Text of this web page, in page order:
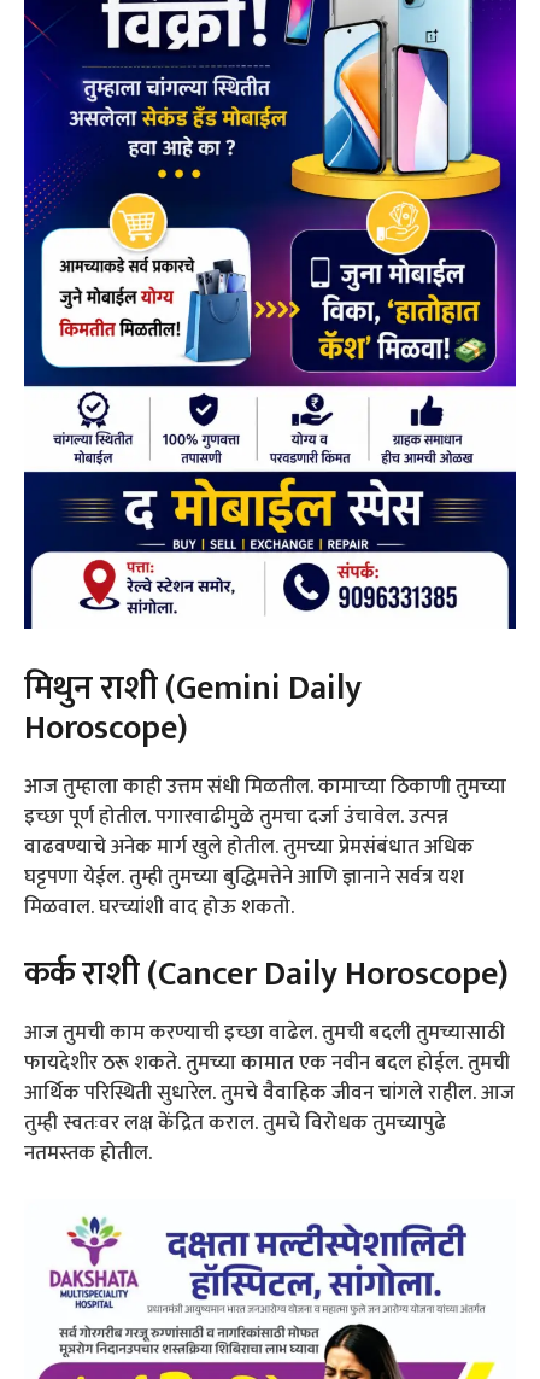
मिथुन राशी (Gemini Daily
Horoscope)
आज तुम्हाला काही उत्तम संधी मिळतील. कामाच्या ठिकाणी तुमच्या
इच्छा पूर्ण होतील. पगारवाढीमुळे तुमचा दर्जा उंचावेल. उत्पन्न
वाढवण्याचे अनेक मार्ग खुले होतील. तुमच्या प्रेमसंबंधात अधिक
घट्टपणा येईल. तुम्ही तुमच्या बुद्धिमत्तेने आणि ज्ञानाने सर्वत्र यश
मिळवाल. घरच्यांशी वाद होऊ शकतो.
कर्क राशी (Cancer Daily Horoscope)
आज तुमची काम करण्याची इच्छा वाढेल. तुमची बदली तुमच्यासाठी
फायदेशीर ठरू शकते. तुमच्या कामात एक नवीन बदल होईल. तुमची
आर्थिक परिस्थिती सुधारेल. तुमचे वैवाहिक जीवन चांगले राहील. आज
तुम्ही स्वतःवर लक्ष केंद्रित कराल. तुमचे विरोधक तुमच्यापुढे
नतमस्तक होतील.